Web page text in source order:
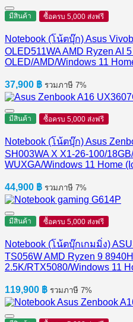
มีสินค้า ซื้อครบ 5,000 ส่งฟรี
Notebook (โน้ตบุ๊ก) Asus
OLED511WA AMD Ryzen AI
OLED/AMD/Windows 11
37,900 ฿ รวมภาษี 7%
มีสินค้า ซื้อครบ 5,000 ส่งฟรี
Notebook (โน้ตบุ๊ก) Asus
SH003WA X X1-26-100/
WUXGA/Windows 11 Home
44,900 ฿ รวมภาษี 7%
มีสินค้า ซื้อครบ 5,000 ส่งฟรี
Notebook (โน้ตบุ๊กเกมมิ่ง)
TS056W AMD Ryzen 9
2.5K/RTX5080/Windows 11
119,900 ฿ รวมภาษี 7%